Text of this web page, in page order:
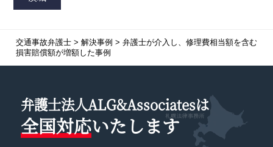
交通事故弁護士> 解決事例 > 弁護士が介入し、修理費相当額を含む
損害賠償額が増額した事例
弁護士法人ALG&Associatesは
全国対応いたします